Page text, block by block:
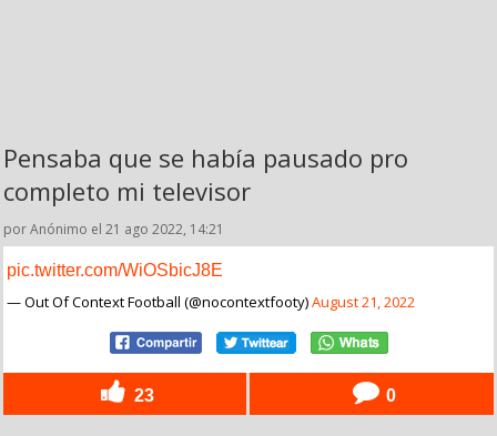
Pensaba que se había pausado pro
completo mi televisor
por Anónimo el 21 ago 2022, 14:21
pic.twitter.com/WiOSbicJ8E
— Out Of Context Football (@nocontextfooty)August 21, 2022
23 0